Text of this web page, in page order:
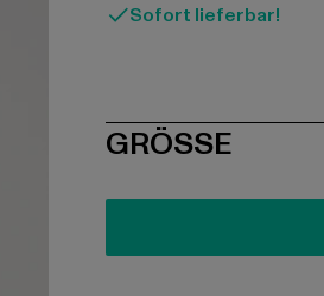
Sofort lieferbar!
SIZE
GRÖSSE